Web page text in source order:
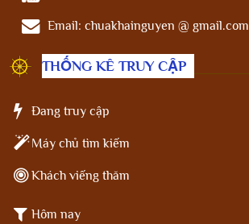
Email: chuakhainguyen @ gmail.com
THỐNG KÊ TRUY CẬP
Đang truy cập
Máy chủ tìm kiếm
Khách viếng thăm
Hôm nay